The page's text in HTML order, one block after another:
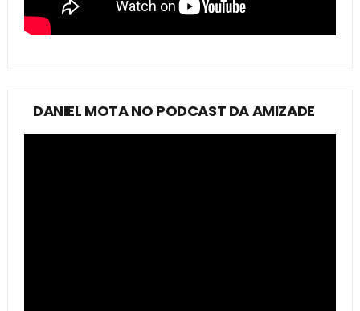
DANIEL MOTA NO PODCAST DA AMIZADE